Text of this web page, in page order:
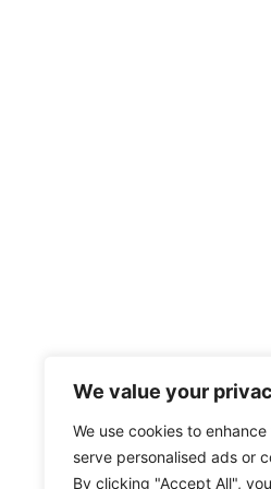
We value your
We use cookies to
serve personalised ads or
By clicking "Accept All",